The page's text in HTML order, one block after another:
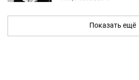
Показать ещё